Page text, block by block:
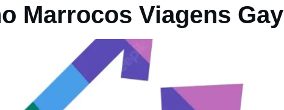
Marrocos Viagens Gay